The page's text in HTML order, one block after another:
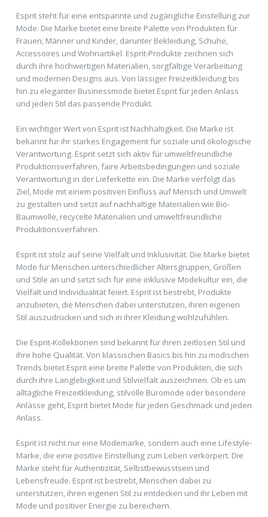
Esprit steht für eine entspannte und zugängliche Einstellung zur
Mode. Die Marke bietet eine breite Palette von Produkten für
Frauen, Männer und Kinder, darunter Bekleidung, Schuhe,
Accessoires und Wohnartikel. Esprit-Produkte zeichnen sich
durch ihre hochwertigen Materialien, sorgfältige Verarbeitung
und modernen Designs aus. Von lässiger Freizeitkleidung bis
hin zu eleganter Businessmode bietet Esprit für jeden Anlass
und jeden Stil das passende Produkt.
Ein wichtiger Wert von Esprit ist Nachhaltigkeit. Die Marke ist
bekannt für ihr starkes Engagement für soziale und ökologische
Verantwortung. Esprit setzt sich aktiv für umweltfreundliche
Produktionsverfahren, faire Arbeitsbedingungen und soziale
Verantwortung in der Lieferkette ein. Die Marke verfolgt das
Ziel, Mode mit einem positiven Einfluss auf Mensch und Umwelt
zu gestalten und setzt auf nachhaltige Materialien wie Bio-
Baumwolle, recycelte Materialien und umweltfreundliche
Produktionsverfahren.
Esprit ist stolz auf seine Vielfalt und Inklusivität. Die Marke bietet
Mode für Menschen unterschiedlicher Altersgruppen, Größen
und Stile an und setzt sich für eine inklusive Modekultur ein, die
Vielfalt und Individualität feiert. Esprit ist bestrebt, Produkte
anzubieten, die Menschen dabei unterstützen, ihren eigenen
Stil auszudrücken und sich in ihrer Kleidung wohlzufühlen.
Die Esprit-Kollektionen sind bekannt für ihren zeitlosen Stil und
ihre hohe Qualität. Von klassischen Basics bis hin zu modischen
Trends bietet Esprit eine breite Palette von Produkten, die sich
durch ihre Langlebigkeit und Stilvielfalt auszeichnen. Ob es um
alltägliche Freizeitkleidung, stilvolle Büromode oder besondere
Anlässe geht, Esprit bietet Mode für jeden Geschmack und jeden
Anlass.
Esprit ist nicht nur eine Modemarke, sondern auch eine Lifestyle-
Marke, die eine positive Einstellung zum Leben verkörpert. Die
Marke steht für Authentizität, Selbstbewusstsein und
Lebensfreude. Esprit ist bestrebt, Menschen dabei zu
unterstützen, ihren eigenen Stil zu entdecken und ihr Leben mit
Mode und positiver Energie zu bereichern.